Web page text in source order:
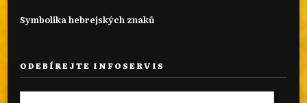
Symbolika hebrejských znaků
ODEBÍREJTE INFOSERVIS